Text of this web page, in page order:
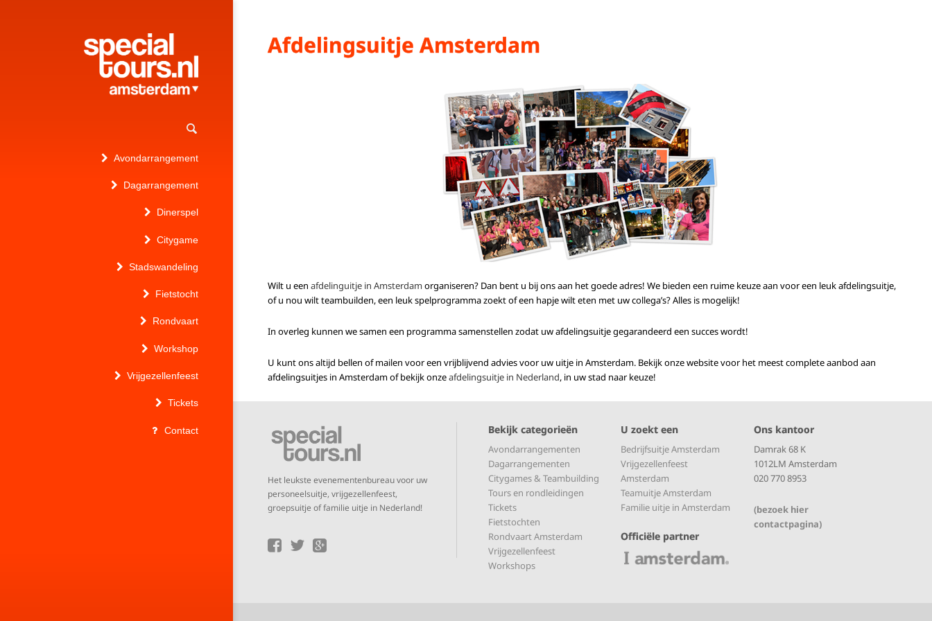
Avondarrangement
Dagarrangement
Dinerspel
Citygame
Stadswandeling
Fietstocht
Rondvaart
Workshop
Vrijgezellenfeest
Tickets
Contact
Afdelingsuitje Amsterdam
Wilt u een afdelinguitje in Amsterdam organiseren? Dan bent u bij ons aan het goede adres! We bieden een ruime keuze aan voor een leuk afdelingsuitje,
of u nou wilt teambuilden, een leuk spelprogramma zoekt of een hapje wilt eten met uw collega’s? Alles is mogelijk!
In overleg kunnen we samen een programma samenstellen zodat uw afdelingsuitje gegarandeerd een succes wordt!
U kunt ons altijd bellen of mailen voor een vrijblijvend advies voor uw uitje in Amsterdam. Bekijk onze website voor het meest complete aanbod aan
afdelingsuitjes in Amsterdam of bekijk onzeafdelingsuitje in Nederland, in uw stad naar keuze!
Het leukste evenementenbureau voor uw
personeelsuitje, vrijgezellenfeest,
groepsuitje of familie uitje in Nederland!
Bekijk categorieën
Avondarrangementen
Dagarrangementen
Citygames & Teambuilding
Tours en rondleidingen
Tickets
Fietstochten
Rondvaart Amsterdam
Vrijgezellenfeest
Workshops
U zoekt een
Bedrijfsuitje Amsterdam
Vrijgezellenfeest
Amsterdam
Teamuitje Amsterdam
Familie uitje in Amsterdam
Officiële partner
Ons kantoor
Damrak 68 K
1012LM Amsterdam
020 770 8953
(bezoek hier
contactpagina)